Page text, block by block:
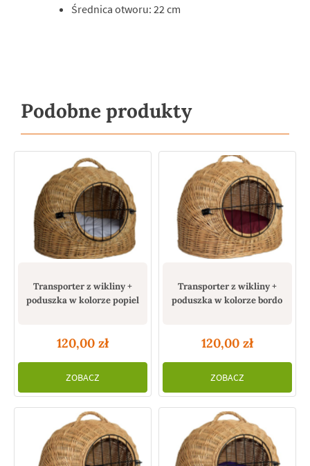
Średnica otworu: 22 cm
Podobne produkty
Transporter z wikliny +
poduszka w kolorze popiel
120,00 zł
ZOBACZ
Transporter z wikliny +
poduszka w kolorze bordo
120,00 zł
ZOBACZ